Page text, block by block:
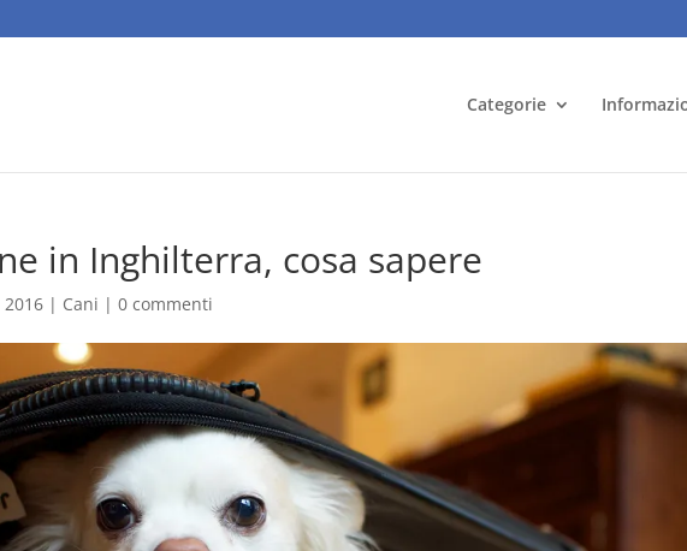
Categorie
in Inghilterra, cosa sapere
2016 | Cani |0 commenti